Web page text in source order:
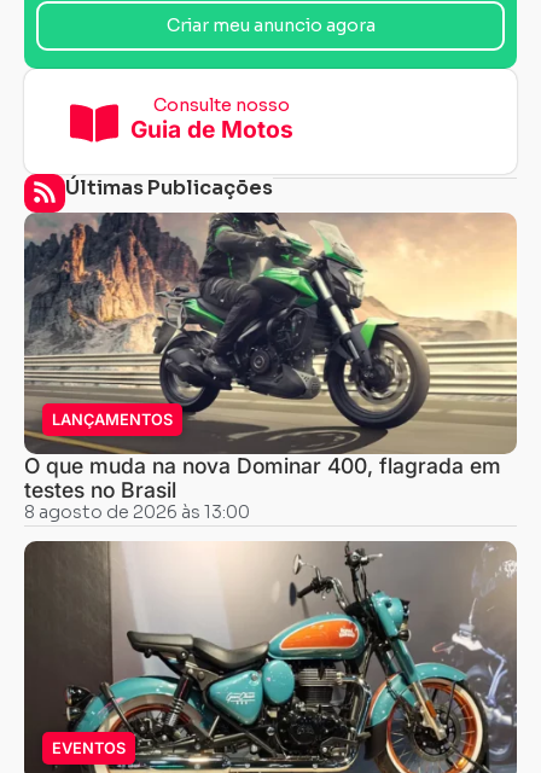
Criar meu anuncio agora
Consulte nosso
Guia de Motos
Últimas Publicações
LANÇAMENTOS
O que muda na nova Dominar 400, flagrada em
testes no Brasil
8 agosto de 2026 às 13:00
EVENTOS